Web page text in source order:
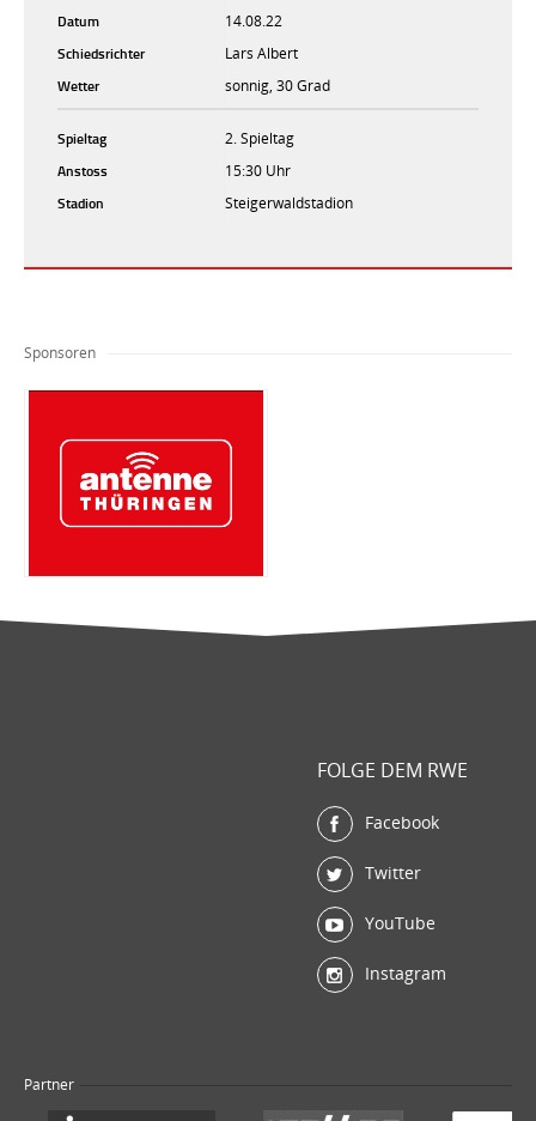
Datum
14.08.22
Schiedsrichter
Lars Albert
Wetter
sonnig, 30 Grad
Spieltag
2. Spieltag
Anstoss
15:30 Uhr
Stadion
Steigerwaldstadion
Sponsoren
FOLGE DEM RWE
Facebook
Twitter
YouTube
Instagram
Partner